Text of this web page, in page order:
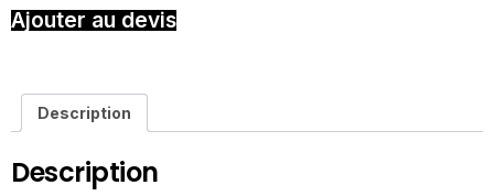
Ajouter au devis
Description
Description